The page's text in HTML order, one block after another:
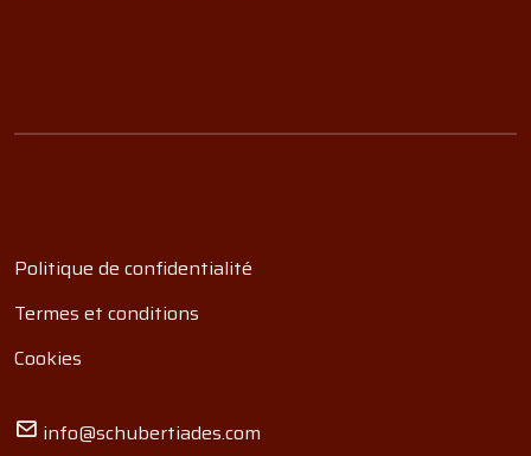
Politique de confidentialité
Termes et conditions
Cookies
info@schubertiades.com